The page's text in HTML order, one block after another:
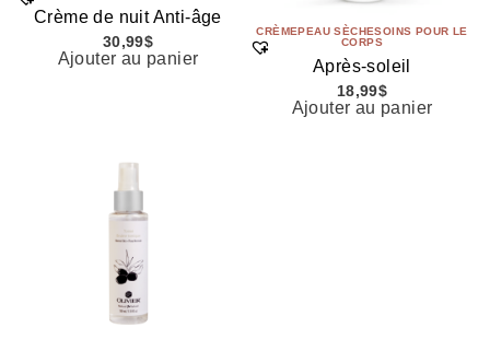
Crème de nuit Anti-âge
30,99$
Ajouter au panier
CRÈMEPEAU SÈCHESOINS POUR LE
CORPS
Après-soleil
18,99$
Ajouter au panier